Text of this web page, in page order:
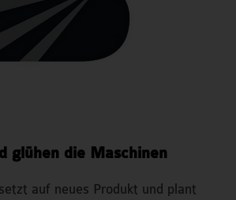
glühen die Maschinen
auf neues Produkt und plant